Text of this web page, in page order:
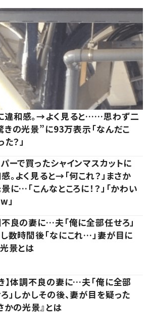
違和感。→よく見ると……思わず二
きの光景”に93万表示「なんだこ
？」
ーで買ったシャインマスカットに
。よく見ると→「何これ？」まさか
に…「こんなところに！？」「かわい
」
良の妻に…夫「俺に全部任せろ」
数時間後「なにこれ…」妻が目に
景とは
】体調不良の妻に…夫「俺に全部
」しかしその後、妻が目を疑った
かの光景』とは